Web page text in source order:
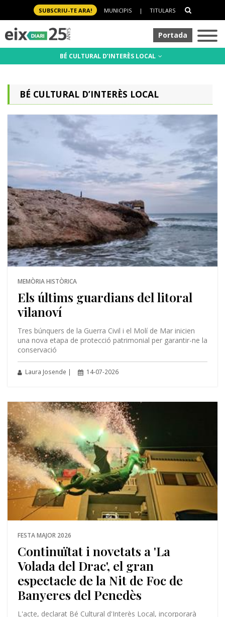
SUBSCRIU-TE ARA! MUNICIPIS | TITULARS
Portada
BÉ CULTURAL D’INTERÈS LOCAL
BÉ CULTURAL D’INTERÈS LOCAL
MEMÒRIA HISTÒRICA
Els últims guardians del litoral
vilanoví
Tres búnquers de la Guerra Civil i el Molí de Mar inicien
una nova etapa de protecció patrimonial per garantir-ne la
conservació
Laura Josende | 14-07-2026
FESTA MAJOR 2026
Continuïtat i novetats a 'La
Volada del Drac', el gran
espectacle de la Nit de Foc de
Banyeres del Penedès
L'acte, declarat Bé Cultural d'Interès Local, incorporarà